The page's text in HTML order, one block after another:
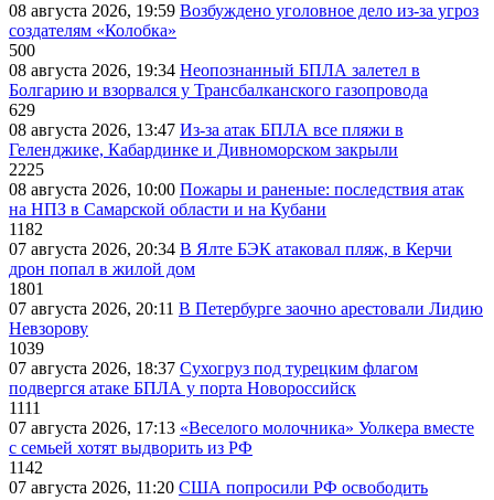
08 августа 2026, 19:59 Возбуждено уголовное дело из-за угроз
создателям «Колобка»
500
08 августа 2026, 19:34 Неопознанный БПЛА залетел в
Болгарию и взорвался у Трансбалканского газопровода
629
08 августа 2026, 13:47 Из-за атак БПЛА все пляжи в
Геленджике, Кабардинке и Дивноморском закрыли
2225
08 августа 2026, 10:00 Пожары и раненые: последствия атак
на НПЗ в Самарской области и на Кубани
1182
07 августа 2026, 20:34 В Ялте БЭК атаковал пляж, в Керчи
дрон попал в жилой дом
1801
07 августа 2026, 20:11 В Петербурге заочно арестовали Лидию
Невзорову
1039
07 августа 2026, 18:37 Сухогруз под турецким флагом
подвергся атаке БПЛА у порта Новороссийск
1111
07 августа 2026, 17:13 «Веселого молочника» Уолкера вместе
с семьей хотят выдворить из РФ
1142
07 августа 2026, 11:20 США попросили РФ освободить